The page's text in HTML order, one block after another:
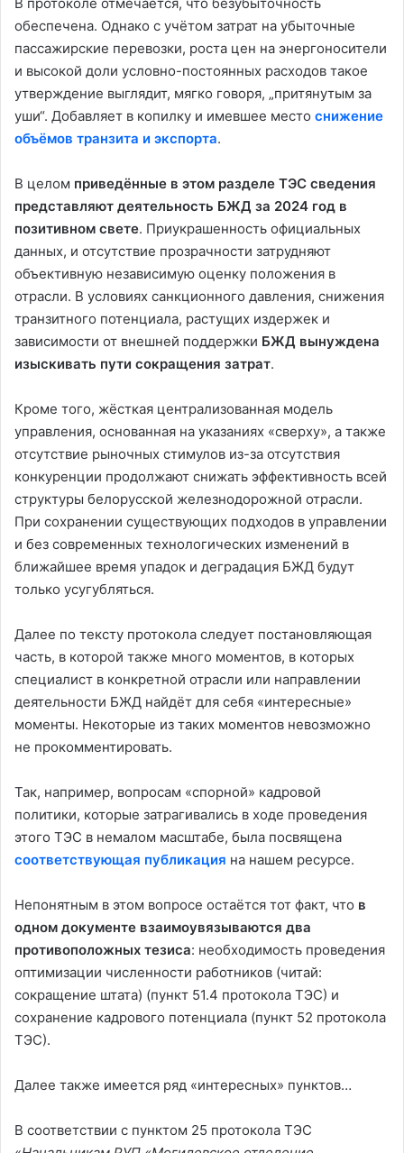
обеспечена. Однако с учётом затрат на убыточные
пассажирские перевозки, роста цен на энергоносители
и высокой доли условно-постоянных расходов такое
утверждение выглядит, мягко говоря, „притянутым за
уши“. Добавляет в копилку и имевшее место снижение
объёмов транзита и экспорта.
В целом приведённые в этом разделе ТЭС сведения
представляют деятельность БЖД за 2024 год в
позитивном свете. Приукрашенность официальных
данных, и отсутствие прозрачности затрудняют
объективную независимую оценку положения в
отрасли. В условиях санкционного давления, снижения
транзитного потенциала, растущих издержек и
зависимости от внешней поддержки БЖД вынуждена
изыскивать пути сокращения затрат.
Кроме того, жёсткая централизованная модель
управления, основанная на указаниях «сверху», а также
отсутствие рыночных стимулов из-за отсутствия
конкуренции продолжают снижать эффективность всей
структуры белорусской железнодорожной отрасли.
При сохранении существующих подходов в управлении
и без современных технологических изменений в
ближайшее время упадок и деградация БЖД будут
только усугубляться.
Далее по тексту протокола следует постановляющая
часть, в которой также много моментов, в которых
специалист в конкретной отрасли или направлении
деятельности БЖД найдёт для себя «интересные»
моменты. Некоторые из таких моментов невозможно
не прокомментировать.
Так, например, вопросам «спорной» кадровой
политики, которые затрагивались в ходе проведения
этого ТЭС в немалом масштабе, была посвящена
соответствующая публикация на нашем ресурсе.
Непонятным в этом вопросе остаётся тот факт, что в
одном документе взаимоувязываются два
противоположных тезиса: необходимость проведения
оптимизации численности работников (читай:
сокращение штата) (пункт 51.4 протокола ТЭС) и
сохранение кадрового потенциала (пункт 52 протокола
ТЭС).
Далее также имеется ряд «интересных» пунктов…
В соответствии с пунктом 25 протокола ТЭС